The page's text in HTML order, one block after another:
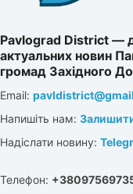
Pavlograd District —
актуальних новин
громад Західного
Email:
Напишіть нам:
Надіслати новину:
Телефон: